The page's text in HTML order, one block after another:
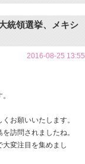
統領選挙、メキシ
2016-08-25 13:55
お願いいたします。
訪問されましたね。
変注目を集めまし